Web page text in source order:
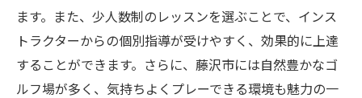
ます。また、少人数制のレッスンを選ぶことで、インス
トラクターからの個別指導が受けやすく、効果的に上達
することができます。さらに、藤沢市には自然豊かなゴ
ルフ場が多く、気持ちよくプレーできる環境も魅力の一